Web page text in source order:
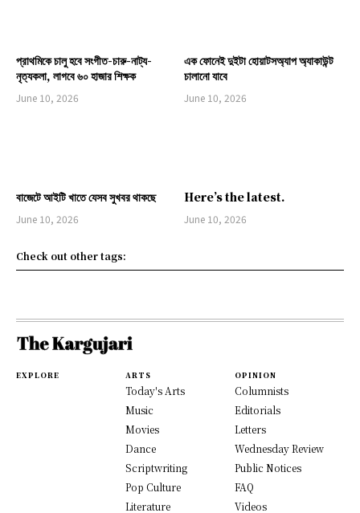
প্রাথমিকে চালু হবে সংগীত-চারু-নাট্য-
নৃত্যকলা, লাগবে ৬০ হাজার শিক্ষক
June 10, 2026
এক ফোনেই দুইটা হোয়াটসঅ্যাপ অ্যাকাউন্ট
চালানো যাবে
June 10, 2026
বাজেটে আইটি খাতে যেসব সুখবর থাকছে
June 10, 2026
Here’s the latest.
June 10, 2026
Check out other tags:
EXPLORE ARTS
Today's Arts
Music
Movies
Dance
Scriptwriting
Pop Culture
Literature
OPINION
Columnists
Editorials
Letters
Wednesday Review
Public Notices
FAQ
Videos